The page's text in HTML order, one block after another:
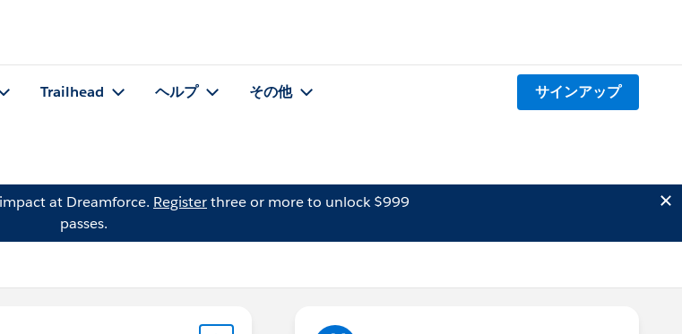
Trailhead ヘルプ その他 サインアップ
at Dreamforce. Registerthree or more to unlock $999
passes.